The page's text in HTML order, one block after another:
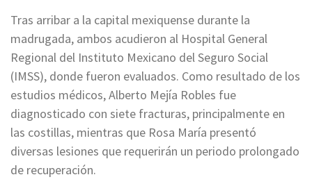
Tras arribar a la capital mexiquense durante la
madrugada, ambos acudieron al Hospital General
Regional del Instituto Mexicano del Seguro Social
(IMSS), donde fueron evaluados. Como resultado de los
estudios médicos, Alberto Mejía Robles fue
diagnosticado con siete fracturas, principalmente en
las costillas, mientras que Rosa María presentó
diversas lesiones que requerirán un periodo prolongado
de recuperación.